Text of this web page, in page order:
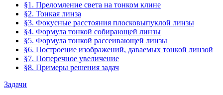
§1. Преломление света на тонком клине
§2. Тонкая линза
§3. Фокусные расстояния плосковыпуклой линзы
§4. Формула тонкой собирающей линзы
§5. Формула тонкой рассеивающей линзы
§6. Построение изображений, даваемых тонкой линзой
§7. Поперечное увеличение
§8. Примеры решения задач
Задачи